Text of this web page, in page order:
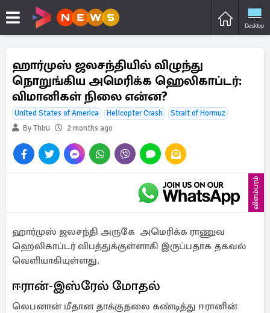
Desktop
ஹார்முஸ் ஜலசந்தியில் விழுந்து
நொறுங்கிய அமெரிக்க ஹெலிகாப்டர்:
விமானிகள் நிலை என்ன?
United States of America Helicopter Crash
Strait of Hormuz
By Thiru
2 months ago
விளம்பரம்
ஹார்முஸ் ஜலசந்தி அருகே அமெரிக்க ராணுவ
ஹெலிகாப்டர் விபத்துக்குள்ளாகி இருப்பதாக தகவல்
வெளியாகியுள்ளது.
ஈரான்-இஸ்ரேல் மோதல்
லெபனான் மீதான தாக்குதலை கண்டித்து ஈரானின்